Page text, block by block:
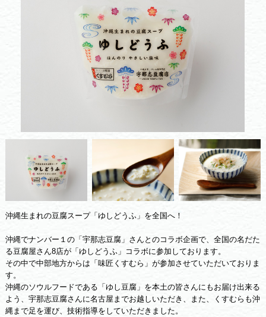
沖縄生まれの豆腐スープ「ゆしどうふ」を全国へ！
沖縄でナンバー１の「宇那志豆腐」さんとのコラボ企画で、全国の名だた
る豆腐屋さん8店が「ゆしどうふ」コラボに参加しております。
その中で中部地方からは「味匠くすむら」が参加させていただいておりま
す。
沖縄のソウルフードである「ゆし豆腐」を本土の皆さんにもお届け出来る
よう、宇那志豆腐さんに名古屋までお越しいただき、また、くすむらも沖
縄まで足を運び、技術指導をしていただきました。